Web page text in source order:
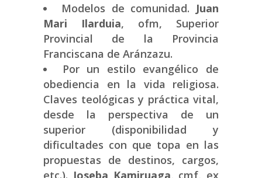
Modelos de comunidad. Juan
Mari Ilarduia, ofm, Superior
Provincial de la Provincia
Franciscana de Aránzazu.
Por un estilo evangélico de
obediencia en la vida religiosa.
Claves teológicas y práctica vital,
desde la perspectiva de un
superior (disponibilidad y
dificultades con que topa en las
propuestas de destinos, cargos,
etc.). Joseba Kamiruaga, cmf, ex